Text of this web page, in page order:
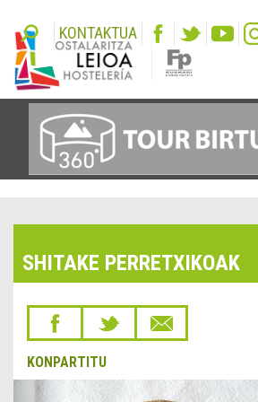
KONTAKTUA
SHITAKE PERRETXIKOAK
KONPARTITU
&lsaquo;